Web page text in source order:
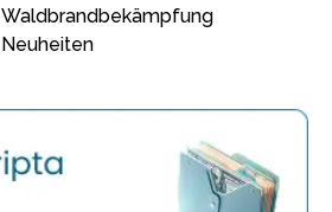
Waldbrandbekämpfung
Neuheiten